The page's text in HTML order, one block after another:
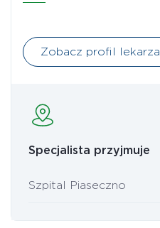
Zobacz profil lekarza
Specjalista przyjmuje
Szpital Piaseczno